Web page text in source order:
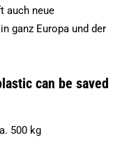
auch neue
ganz Europa und der
can be saved
500 kg